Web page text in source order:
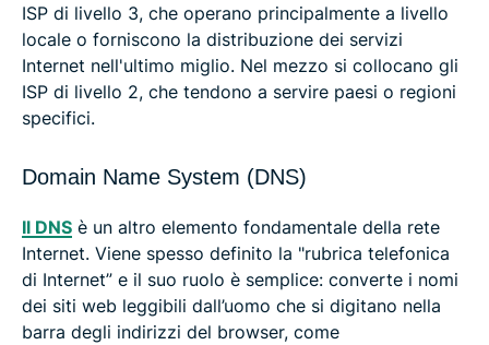
ISP di livello 3, che operano principalmente a livello
locale o forniscono la distribuzione dei servizi
Internet nell'ultimo miglio. Nel mezzo si collocano gli
ISP di livello 2, che tendono a servire paesi o regioni
specifici.
Domain Name System (DNS)
Il DNS è un altro elemento fondamentale della rete
Internet. Viene spesso definito la "rubrica telefonica
di Internet” e il suo ruolo è semplice: converte i nomi
dei siti web leggibili dall’uomo che si digitano nella
barra degli indirizzi del browser, come